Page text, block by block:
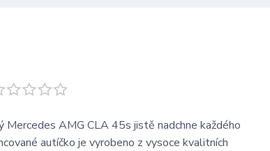
Mercedes AMG CLA 45s jistě nadchne každého
autíčko je vyrobeno z vysoce kvalitních